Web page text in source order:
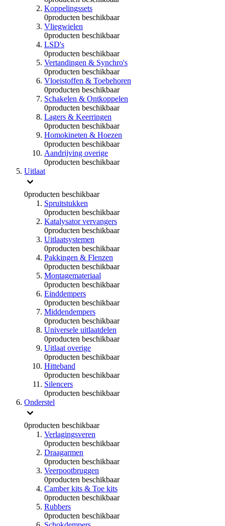
Koppelingssets
0producten beschikbaar
Vliegwielen
0producten beschikbaar
LSD's
0producten beschikbaar
Vertandingen & Synchro's
0producten beschikbaar
Vloeistoffen & Toebehoren
0producten beschikbaar
Schakelen & Ontkoppelen
0producten beschikbaar
Lagers & Keerringen
0producten beschikbaar
Homokineten & Hoezen
0producten beschikbaar
Aandrijving overige
0producten beschikbaar
Uitlaat
0producten beschikbaar
Spruitstukken
0producten beschikbaar
Katalysator vervangers
0producten beschikbaar
Uitlaatsystemen
0producten beschikbaar
Pakkingen & Flenzen
0producten beschikbaar
Montagemateriaal
0producten beschikbaar
Einddempers
0producten beschikbaar
Middendempers
0producten beschikbaar
Universele uitlaatdelen
0producten beschikbaar
Uitlaat overige
0producten beschikbaar
Hitteband
0producten beschikbaar
Silencers
0producten beschikbaar
Onderstel
0producten beschikbaar
Verlagingsveren
0producten beschikbaar
Draagarmen
0producten beschikbaar
Veerpootbruggen
0producten beschikbaar
Camber kits & Toe kits
0producten beschikbaar
Rubbers
0producten beschikbaar